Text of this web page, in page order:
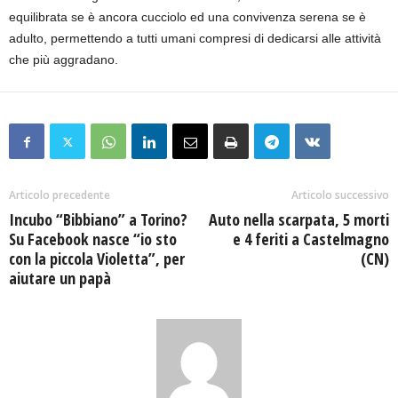
equilibrata se è ancora cucciolo ed una convivenza serena se è
adulto, permettendo a tutti umani compresi di dedicarsi alle attività
che più aggradano.
Articolo precedente
Incubo “Bibbiano” a Torino?
Su Facebook nasce “io sto
con la piccola Violetta”, per
aiutare un papà
Articolo successivo
Auto nella scarpata, 5 morti
e 4 feriti a Castelmagno
(CN)